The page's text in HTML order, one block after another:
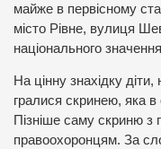
майже в первісному
місто Рівне, вулиця
національного
На цінну знахідку
гралися скринею, яка в
Пізніше саму скриню
правоохоронцям. За